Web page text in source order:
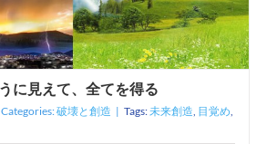
に見えて、全てを得る
Categories:破壊と創造 | Tags:未来創造, 目覚め,